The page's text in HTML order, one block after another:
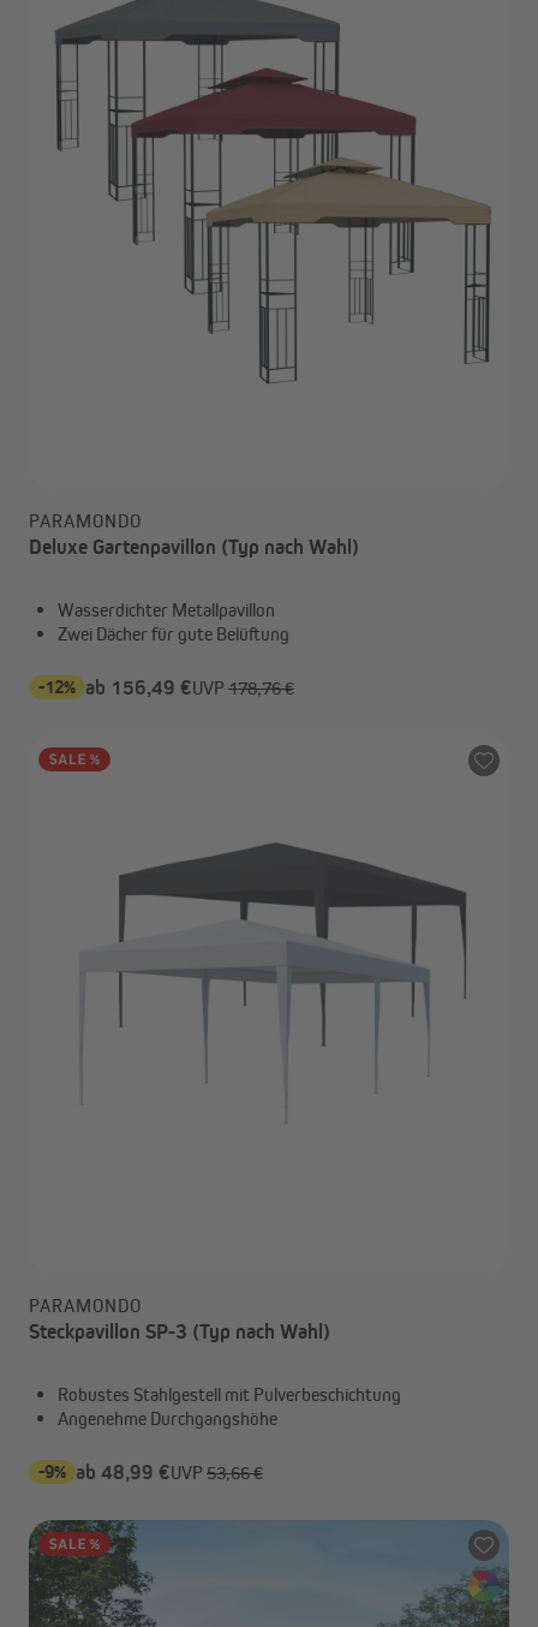
PARAMONDO
Deluxe Gartenpavillon (Typ nach Wahl)
Wasserdichter Metallpavillon
Zwei Dächer für gute Belüftung
-12% ab 156,49 €UVP 178,76 €
PARAMONDO
Steckpavillon SP-3 (Typ nach Wahl)
Robustes Stahlgestell mit Pulverbeschichtung
Angenehme Durchgangshöhe
-9% ab 48,99 €UVP 53,66 €